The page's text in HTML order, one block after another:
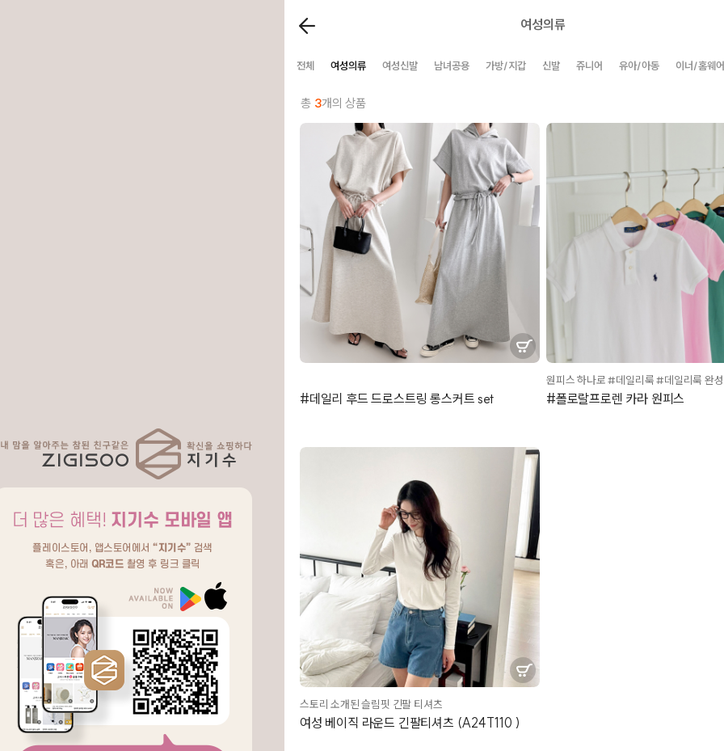
여성의류
전체 여성의류 여성신발 남녀공용 가방/지갑 신발 쥬니어 유아/아동 이너/홈웨어
총 3개의 상품
#데일리 후드 드로스트링 롱스커트 set
원피스 하나로 #데일리룩 #데일리룩 완
#폴로랄프로렌 카라 원피스
스토리 소개된 슬림핏 긴팔 티셔츠
여성 베이직 라운드 긴팔티셔츠 (A24T110 )